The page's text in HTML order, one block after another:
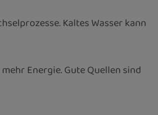
Kaltes Wasser kann
Energie. Gute Quellen sind